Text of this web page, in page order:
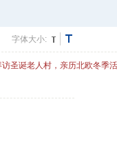
字体大小:
圣诞老人村，亲历北欧冬季